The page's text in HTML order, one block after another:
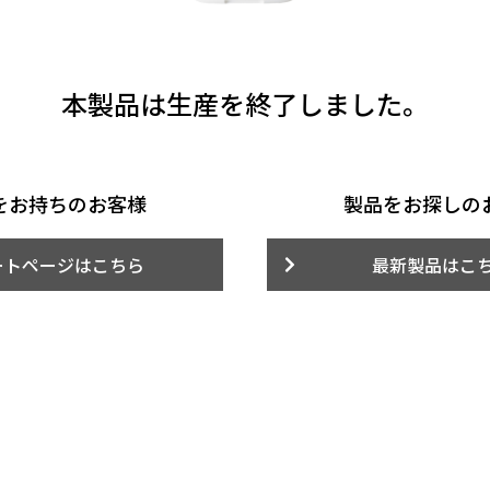
本製品は生産を終了しました。
お持ちのお客様
ページはこちら
製品をお探しの
最新製品はこ